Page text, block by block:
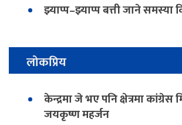
झ्याप्प–झ्याप्प बत्ती जाने समस्या
लोकप्रिय
केन्द्रमा जे भए पनि क्षेत्रमा कांग्रेस
जयकृष्ण महर्जन